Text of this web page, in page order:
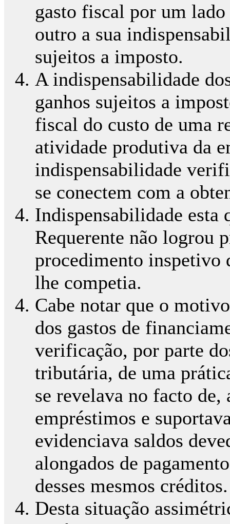
gasto fiscal por um
outro a sua
sujeitos a imposto.
A indispensabilidade
ganhos sujeitos a
fiscal do custo de uma
atividade produtiva da
indispensabilidade
se conectem com a
Indispensabilidade esta
Requerente não logrou
procedimento inspetivo
lhe competia.
Cabe notar que o
dos gastos de
verificação, por parte
tributária, de uma
se revelava no facto
empréstimos e
evidenciava saldos
alongados de
desses mesmos créditos.
Desta situação